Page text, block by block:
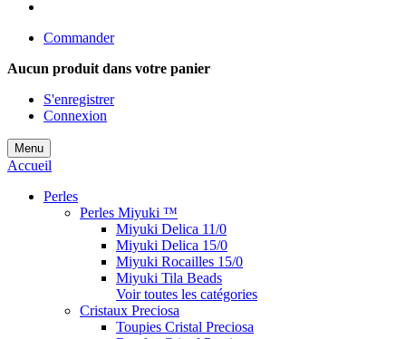
Commander
Aucun produit dans votre panier
S'enregistrer
Connexion
Menu
Accueil
Perles
Perles Miyuki ™
Miyuki Delica 11/0
Miyuki Delica 15/0
Miyuki Rocailles 15/0
Miyuki Tila Beads
Voir toutes les catégories
Cristaux Preciosa
Toupies Cristal Preciosa